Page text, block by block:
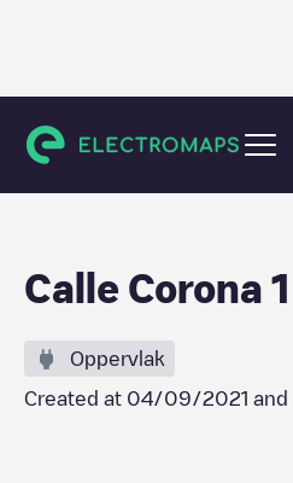
Almenara
Calle Corona 1
Oppervlak
Created at 04/09/2021 and